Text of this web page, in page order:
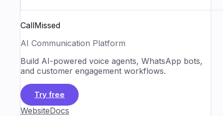
CallMissed
AI Communication Platform
Build AI-powered voice agents, WhatsApp bots,
and customer engagement workflows.
Try free
WebsiteDocs